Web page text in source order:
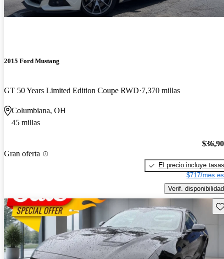
2015 Ford Mustang
GT 50 Years Limited Edition Coupe RWD 7,370 millas
Columbiana, OH
45 millas
Gran oferta
El precio incluye tasas
$717/mes
Verif. disponibilidad